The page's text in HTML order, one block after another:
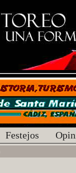
Festejos